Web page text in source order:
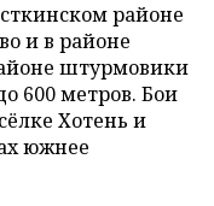
районе
и в районе
штурмовики
600 метров. Бои
Хотень и
южнее